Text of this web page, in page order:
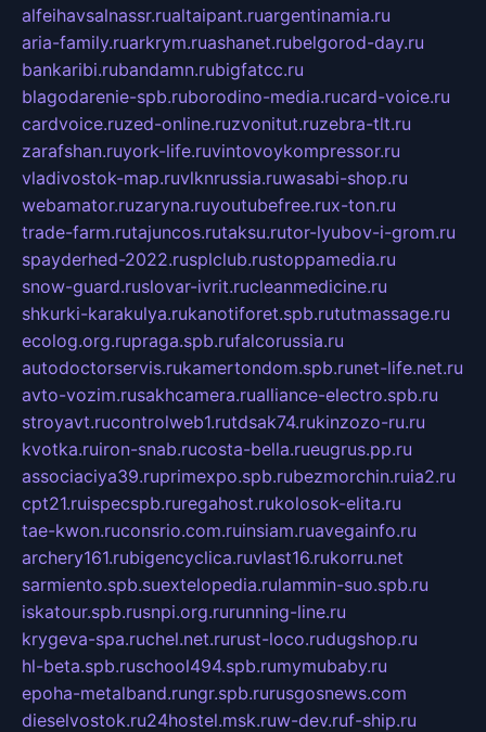
alfeihavsalnassr.rualtaipant.ruargentinamia.ru
aria-family.ruarkrym.ruashanet.rubelgorod-day.ru
bankaribi.rubandamn.rubigfatcc.ru
blagodarenie-spb.ruborodino-media.rucard-voice.ru
cardvoice.ruzed-online.ruzvonitut.ruzebra-tlt.ru
zarafshan.ruyork-life.ruvintovoykompressor.ru
vladivostok-map.ruvlknrussia.ruwasabi-shop.ru
webamator.ruzaryna.ruyoutubefree.rux-ton.ru
trade-farm.rutajuncos.rutaksu.rutor-lyubov-i-grom.ru
spayderhed-2022.rusplclub.rustoppamedia.ru
snow-guard.ruslovar-ivrit.rucleanmedicine.ru
shkurki-karakulya.rukanotiforet.spb.rututmassage.ru
ecolog.org.rupraga.spb.rufalcorussia.ru
autodoctorservis.rukamertondom.spb.runet-life.net.ru
avto-vozim.rusakhcamera.rualliance-electro.spb.ru
stroyavt.rucontrolweb1.rutdsak74.rukinzozo-ru.ru
kvotka.ruiron-snab.rucosta-bella.rueugrus.pp.ru
associaciya39.ruprimexpo.spb.rubezmorchin.ruia2.ru
cpt21.ruispecspb.ruregahost.rukolosok-elita.ru
tae-kwon.ruconsrio.com.ruinsiam.ruavegainfo.ru
archery161.rubigencyclica.ruvlast16.rukorru.net
sarmiento.spb.suextelopedia.rulammin-suo.spb.ru
iskatour.spb.rusnpi.org.rurunning-line.ru
krygeva-spa.ruchel.net.rurust-loco.rudugshop.ru
hl-beta.spb.ruschool494.spb.rumymubaby.ru
epoha-metalband.rungr.spb.rurusgosnews.com
dieselvostok.ru24hostel.msk.ruw-dev.ruf-ship.ru